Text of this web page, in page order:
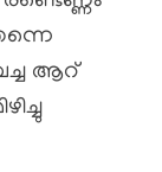
ആറ്